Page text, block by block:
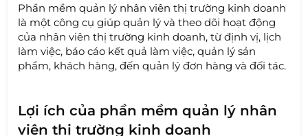
Phần mềm quản lý nhân viên thị trường kinh doanh
là một công cụ giúp quản lý và theo dõi hoạt động
của nhân viên thị trường kinh doanh, từ định vị, lịch
làm việc, báo cáo kết quả làm việc, quản lý sản
phẩm, khách hàng, đến quản lý đơn hàng và đối tác.
Lợi ích của phần mềm quản lý nhân
viên thị trường kinh doanh